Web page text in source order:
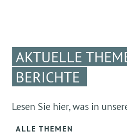
AKTUELLE
BERICHTE
Lesen Sie hier, was in
ALLE THEMEN